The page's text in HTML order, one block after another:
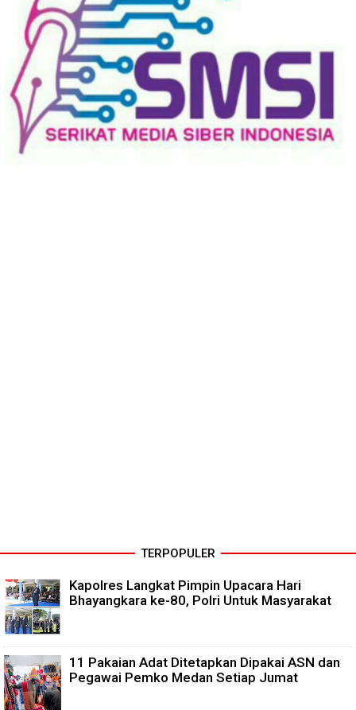
TERPOPULER
Kapolres Langkat Pimpin Upacara Hari
Bhayangkara ke-80, Polri Untuk Masyarakat
11 Pakaian Adat Ditetapkan Dipakai ASN dan
Pegawai Pemko Medan Setiap Jumat